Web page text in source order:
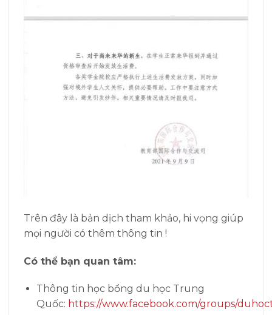
Trên đây là bản dịch tham khảo, hi vọng giúp
mọi người có thêm thông tin !
Có thể bạn quan tâm:
Thông tin học bổng du học Trung
Quốc: https://www.facebook.com/groups/